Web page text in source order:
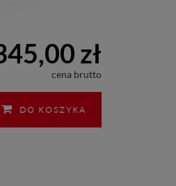
zł
cena brutto
DO KOSZYKA